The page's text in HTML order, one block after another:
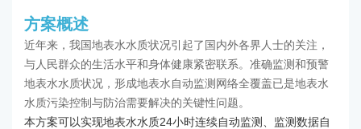
方案概述
近年来，我国地表水水质状况引起了国内外各界人士的关注，
与人民群众的生活水平和身体健康紧密联系。准确监测和预警
地表水水质状况，形成地表水自动监测网络全覆盖已是地表水
水质污染控制与防治需要解决的关键性问题。
本方案可以实现地表水水质24小时连续自动监测、监测数据自